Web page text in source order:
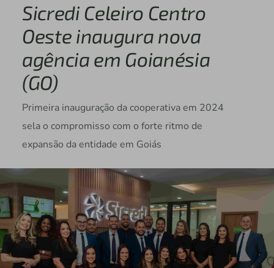
Sicredi Celeiro Centro
Oeste inaugura nova
agência em Goianésia
(GO)
Primeira inauguração da cooperativa em 2024
sela o compromisso com o forte ritmo de
expansão da entidade em Goiás